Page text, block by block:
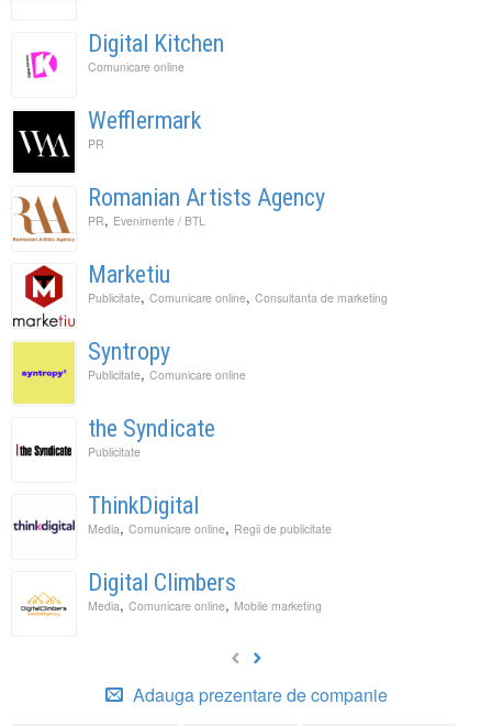
Digital Kitchen
Comunicare online
Wefflermark
PR
Romanian Artists Agency
PR, Evenimente / BTL
Marketiu
Publicitate, Comunicare online, Consultanta de marketing
Syntropy
Publicitate, Comunicare online
the Syndicate
Publicitate
ThinkDigital
Media, Comunicare online, Regii de publicitate
Digital Climbers
Media, Comunicare online, Mobile marketing
Adauga prezentare de companie